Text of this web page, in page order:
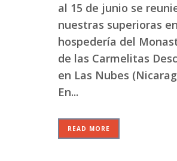
al 15 de junio se
nuestras superioras
hospedería del
de las Carmelitas
en Las Nubes
En...
READ MORE